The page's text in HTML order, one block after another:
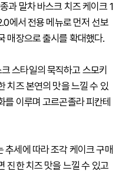
과 말차 바스크 치즈 케이크 1
에서 전용 메뉴로 먼저 선보
매장으로 출시를 확대했다.
스타일의 묵직하고 스모키
치즈 본연의 맛을 느낄 수 있
이루며 고르곤졸라 피칸테
추세에 따라 조각 케이크 구매
진한 치즈 맛을 느낄 수 있고